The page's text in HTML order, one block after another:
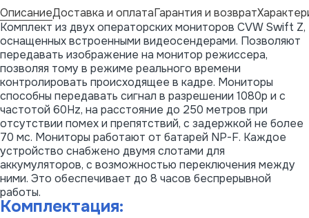
ОписаниеДоставка и оплатаГарантия и возврат
Комплект из двух операторских мониторов CVW Swift Z,
оснащенных встроенными видеосендерами. Позволяют
передавать изображение на монитор режиссера,
позволяя тому в режиме реального времени
контролировать происходящее в кадре. Мониторы
способны передавать сигнал в разрешении 1080p и с
частотой 60Hz, на расстояние до 250 метров при
отсутствии помех и препятствий, с задержкой не более
70 мс. Мониторы работают от батарей NP-F. Каждое
устройство снабжено двумя слотами для
аккумуляторов, с возможностью переключения между
ними. Это обеспечивает до 8 часов беспрерывной
работы.
Комплектация: